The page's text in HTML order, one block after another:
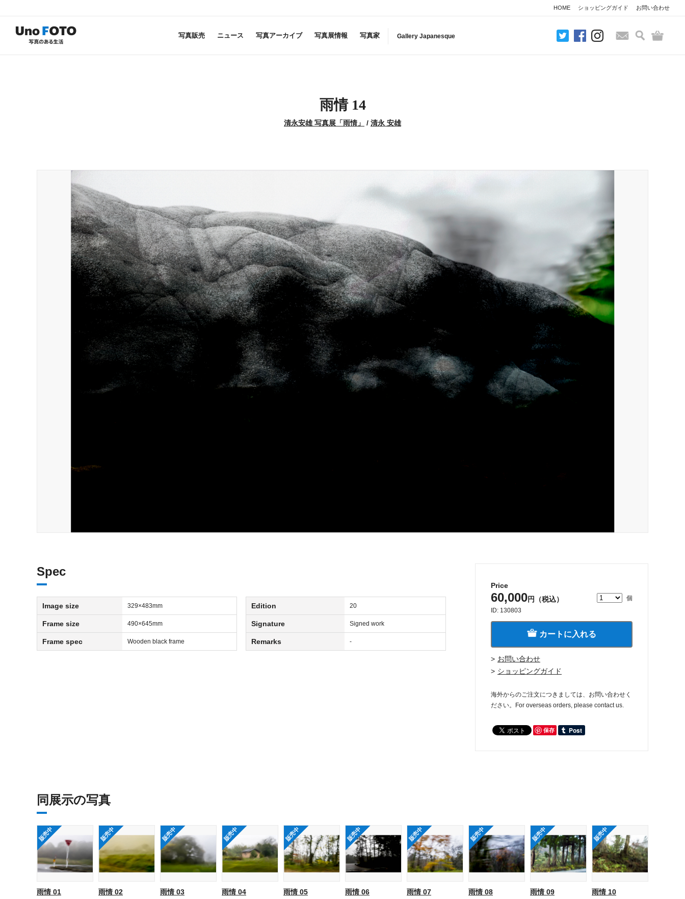
HOME ショッピングガイド お問い合わせ
写真販売 ニュース 写真アーカイブ 写真展情報 写真家 Gallery Japanesque お問い合わせ
検索
雨情 14
清永安雄 写真展「雨情」 / 清永 安雄
Price
60,000円（税込）
個
ID: 130803
カートに入れる
お問い合わせ
ショッピングガイド
海外からのご注文につきましては、お問い合わせく
ださい。For overseas orders, please contact us.
保存
Spec
Image size 329×483mm
Frame size 490×645mm
Frame spec Wooden black frame
Edition 20
Signature Signed work
Remarks -
同展示の写真
販売中
雨情 01
販売中
雨情 02
販売中
雨情 03
販売中
雨情 04
販売中
雨情 05
販売中
雨情 06
販売中
雨情 07
販売中
雨情 08
販売中
雨情 09
販売中
雨情 10